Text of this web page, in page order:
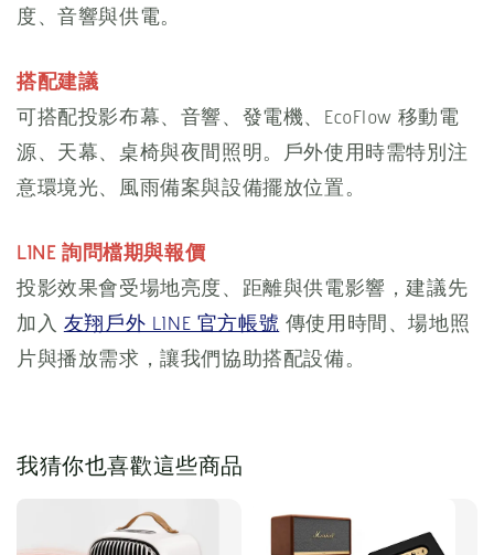
度、音響與供電。
搭配建議
可搭配投影布幕、音響、發電機、EcoFlow 移動電
源、天幕、桌椅與夜間照明。戶外使用時需特別注
意環境光、風雨備案與設備擺放位置。
LINE 詢問檔期與報價
投影效果會受場地亮度、距離與供電影響，建議先
加入 友翔戶外 LINE 官方帳號 傳使用時間、場地照
片與播放需求，讓我們協助搭配設備。
我猜你也喜歡這些商品